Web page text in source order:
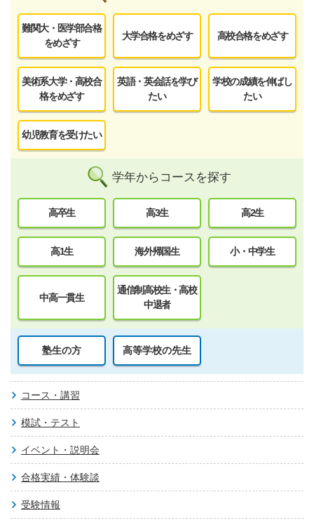
難関大・医学部合格
をめざす
大学合格をめざす 高校合格をめざす
美術系大学・高校合
格をめざす
英語・英会話を学び
たい
学校の成績を伸ばし
たい
幼児教育を受けたい
学年からコースを探す
高卒生 高3生 高2生
高1生 海外帰国生 小・中学生
中高一貫生
通信制高校生・高校
中退者
塾生の方 高等学校の先生
コース・講習
模試・テスト
イベント・説明会
合格実績・体験談
受験情報